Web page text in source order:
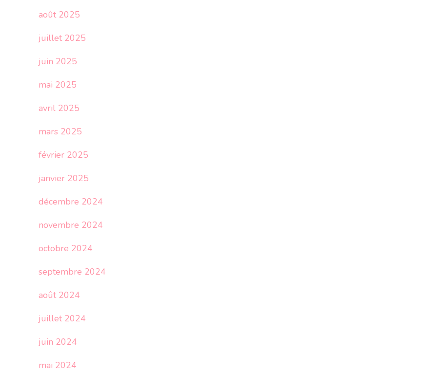
août 2025
juillet 2025
juin 2025
mai 2025
avril 2025
mars 2025
février 2025
janvier 2025
décembre 2024
novembre 2024
octobre 2024
septembre 2024
août 2024
juillet 2024
juin 2024
mai 2024